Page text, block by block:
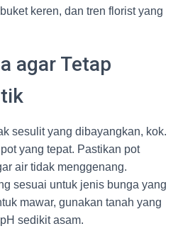
keren, dan tren florist yang
agar Tetap
sesulit yang dibayangkan, kok.
yang tepat. Pastikan pot
air tidak menggenang.
sesuai untuk jenis bunga yang
mawar, gunakan tanah yang
sedikit asam.